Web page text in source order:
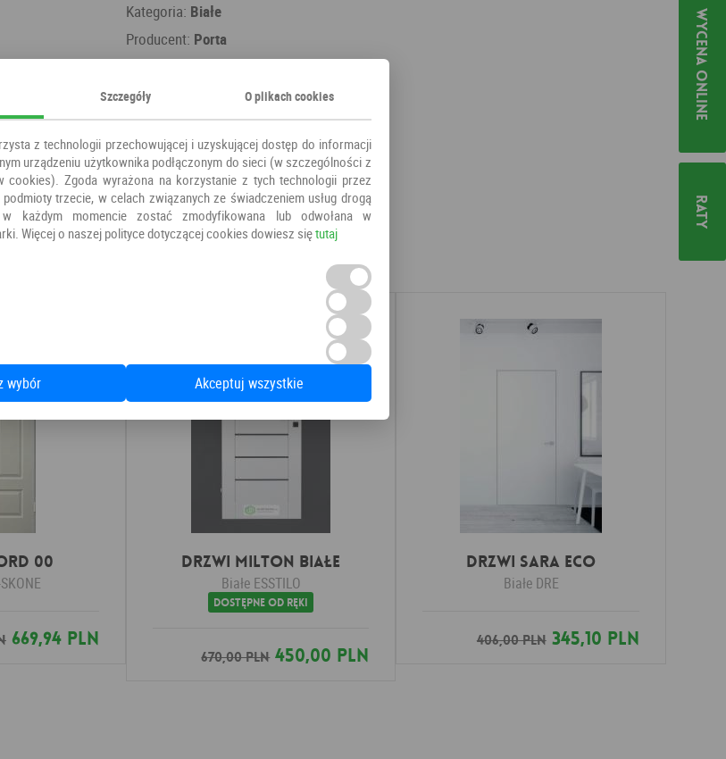
Kategoria: Białe
Producent: Porta
00
669,94 PLN
Drzwi MILTON Białe
Białe ESSTILO
Dostępne od ręki
670,00 PLN450,00 PLN
DRZWI SARA ECO
Białe DRE
406,00 PLN345,10 PLN
Szczegóły O plikach cookies
z technologii przechowującej i uzyskującej dostęp do informacji
urządzeniu użytkownika podłączonym do sieci (w szczególności z
cookies). Zgoda wyrażona na korzystanie z tych technologii przez
trzecie, w celach związanych ze świadczeniem usług drogą
każdym momencie zostać zmodyfikowana lub odwołana w
Więcej o naszej polityce dotyczącej cookies dowiesz siętutaj
wybór Akceptuj wszystkie
Wycena online
Raty